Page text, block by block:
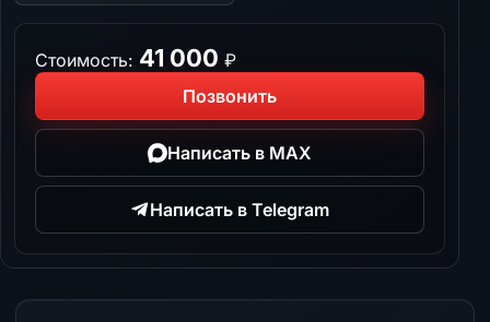
Стоимость: 41 000 ₽
Позвонить
Написать в MAX
Написать в Telegram